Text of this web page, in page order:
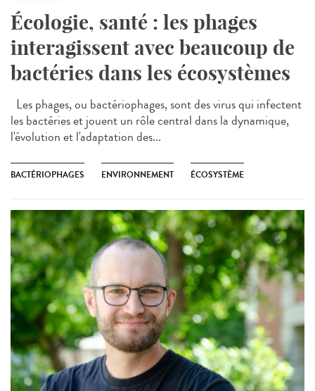
Écologie, santé : les phages
interagissent avec beaucoup de
bactéries dans les écosystèmes
Les phages, ou bactériophages, sont des virus qui infectent
les bactéries et jouent un rôle central dans la dynamique,
l'évolution et l'adaptation des...
BACTÉRIOPHAGES ENVIRONNEMENT ÉCOSYSTÈME